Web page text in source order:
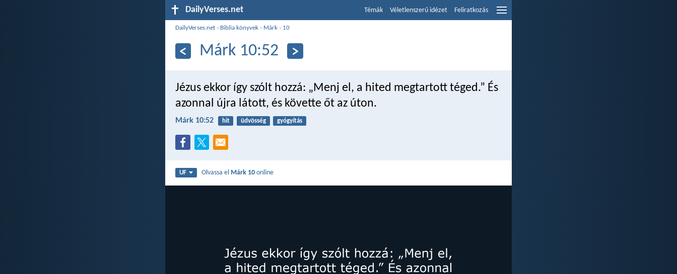
DailyVerses.net Témák Véletlenszerű idézet Feliratkozás
DailyVerses.net › Biblia könyvek › Márk › 10
Márk 10:52
Jézus ekkor így szólt hozzá: „Menj el, a hited megtartott téged.” És
azonnal újra látott, és követte őt az úton.
Márk 10:52 hit üdvösség gyógyítás
UF Olvassa el Márk 10 online